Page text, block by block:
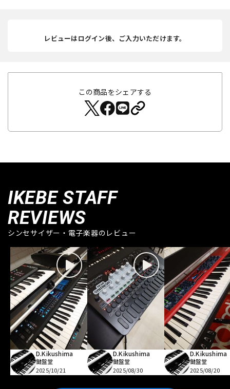
レビューはログイン後、ご入力いただけます。
この商品をシェアする
IKEBE STAFF
REVIEWS
シンセサイザー・電子楽器のレビュー
D.Kikushima
鍵盤堂
2025/10/21
D.Kikushima
鍵盤堂
2025/08/30
D.Kikushima
鍵盤堂
2025/08/20